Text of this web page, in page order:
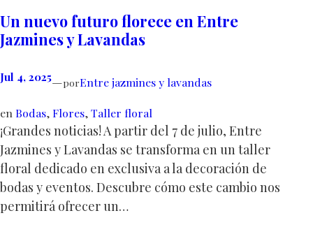
Un nuevo futuro florece en Entre
Jazmines y Lavandas
Jul 4, 2025—porEntre jazmines y lavandas
en Bodas, Flores, Taller floral
¡Grandes noticias! A partir del 7 de julio, Entre
Jazmines y Lavandas se transforma en un taller
floral dedicado en exclusiva a la decoración de
bodas y eventos. Descubre cómo este cambio nos
permitirá ofrecer un…